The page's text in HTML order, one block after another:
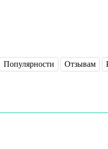
Популярности Отзывам